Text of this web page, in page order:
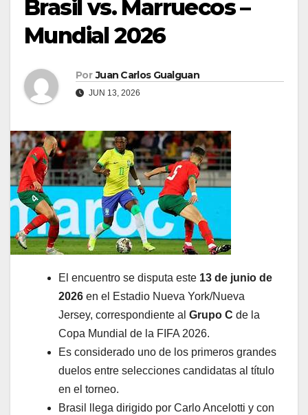
Brasil vs. Marruecos –
Mundial 2026
Por Juan Carlos Gualguan
JUN 13, 2026
El encuentro se disputa este 13 de junio de
2026 en el Estadio Nueva York/Nueva
Jersey, correspondiente al Grupo C de la
Copa Mundial de la FIFA 2026.
Es considerado uno de los primeros grandes
duelos entre selecciones candidatas al título
en el torneo.
Brasil llega dirigido por Carlo Ancelotti y con